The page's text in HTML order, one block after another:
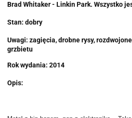
Brad Whitaker - Linkin Park. Wszystko
Stan: dobry
Uwagi: zagięcia, drobne rysy,
grzbietu
Rok wydania: 2014
Opis: